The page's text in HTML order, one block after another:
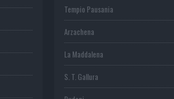
Tempio Pausania
Arzachena
La Maddalena
S. T. Gallura